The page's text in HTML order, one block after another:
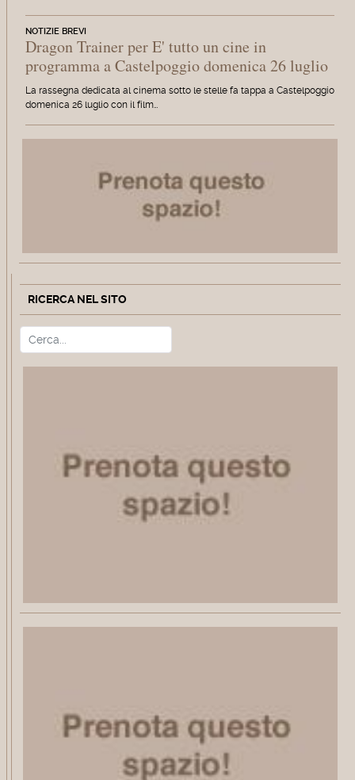
NOTIZIE BREVI
Dragon Trainer per E' tutto un cine in
programma a Castelpoggio domenica 26 luglio
La rassegna dedicata al cinema sotto le stelle fa tappa a Castelpoggio
domenica 26 luglio con il film…
RICERCA NEL SITO
Cerca Type 2 or more characters for